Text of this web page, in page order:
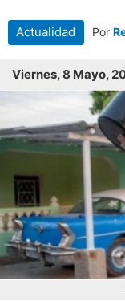
Actualidad Por
Viernes, 8 Mayo,